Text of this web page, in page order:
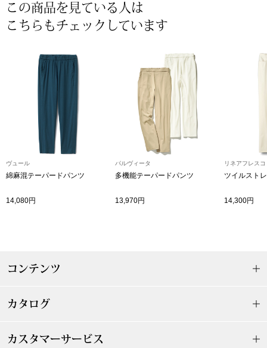
金谷製靴
この商品を見ている人は
こちらもチェックしています
ヴュール
綿麻混テーパードパンツ
14,080円
パルヴィータ
多機能テーパードパンツ
13,970円
リネアフレスコ
ツイルスト
14,300円
コンテンツ
カタログ
カスタマーサービス